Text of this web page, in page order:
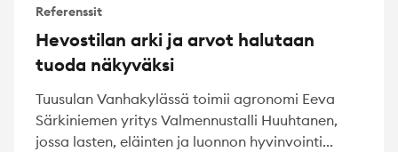
Referenssit
Hevostilan arki ja arvot halutaan
tuoda näkyväksi
Tuusulan Vanhakylässä toimii agronomi Eeva
Särkiniemen yritys Valmennustalli Huuhtanen,
jossa lasten, eläinten ja luonnon hyvinvointi...